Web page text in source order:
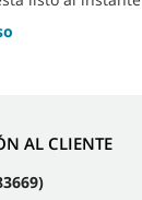
AL CLIENTE